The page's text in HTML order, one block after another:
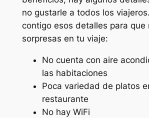
no gustarle a todos los
contigo esos detalles para que
sorpresas en tu viaje:
No cuenta con aire
las habitaciones
Poca variedad de platos
restaurante
No hay WiFi